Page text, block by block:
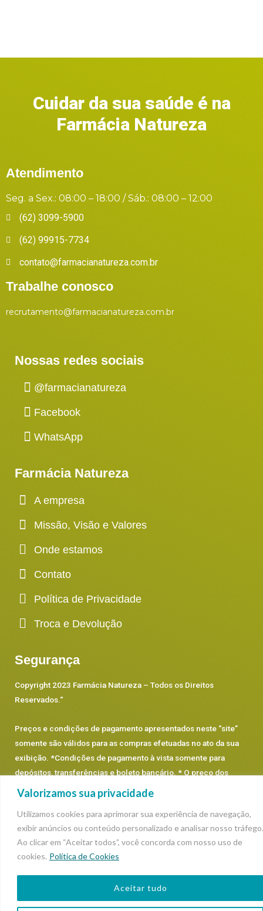
Valorizamos sua privacidade
Utilizamos cookies para aprimorar sua experiência de navegação,
exibir anúncios ou conteúdo personalizado e analisar nosso tráfego.
Ao clicar em “Aceitar todos”, você concorda com nosso uso de
cookies. Política de Cookies
Aceitar tudo
Cuidar da sua saúde é na
Farmácia Natureza
Atendimento
Seg. a Sex.: 08:00 – 18:00 / Sáb.: 08:00 – 12:00
(62) 3099-5900
(62) 99915-7734
contato@farmacianatureza.com.br
Trabalhe conosco
recrutamento@farmacianatureza.com.br
Nossas redes sociais
@farmacianatureza
Facebook
WhatsApp
Farmácia Natureza
A empresa
Missão, Visão e Valores
Onde estamos
Contato
Política de Privacidade
Troca e Devolução
Segurança
Copyright 2023 Farmácia Natureza – Todos os Direitos
Reservados.“
Preços e condições de pagamento apresentados neste “site”
somente são válidos para as compras efetuadas no ato da sua
exibição. *Condições de pagamento à vista somente para
depósitos, transferências e boleto bancário. * O preço dos
produtos prevalecerá os que estão dentro de cada categoria,
podendo sofrer alterações.